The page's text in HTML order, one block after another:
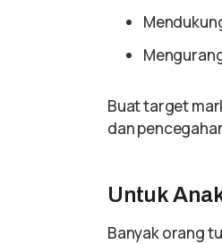
Buat target
dan
Untuk
Banyak orang